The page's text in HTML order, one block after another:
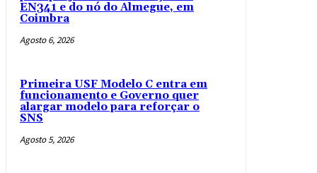
EN341 e do nó do Almegue, em
Coimbra
Agosto 6, 2026
Primeira USF Modelo C entra em
funcionamento e Governo quer
alargar modelo para reforçar o
SNS
Agosto 5, 2026